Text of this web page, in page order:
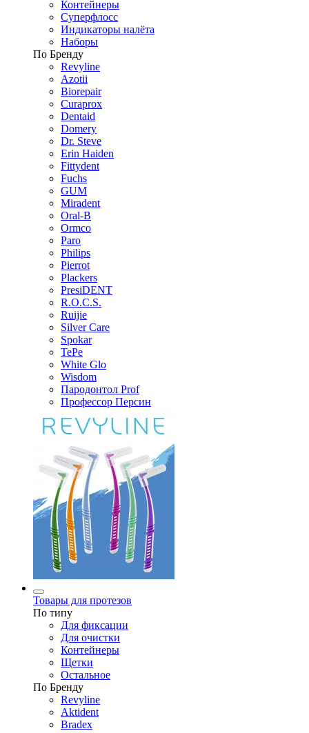
Контейнеры
Суперфлосс
Индикаторы налёта
Наборы
По Бренду
Revyline
Azotii
Biorepair
Curaprox
Dentaid
Domery
Dr. Steve
Erin Haiden
Fittydent
Fuchs
GUM
Miradent
Oral-B
Ormco
Paro
Philips
Pierrot
Plackers
PresiDENT
R.O.C.S.
Ruijie
Silver Care
Spokar
TePe
White Glo
Wisdom
Пародонтол Prof
Профессор Персин
Товары для протезов
По типу
Для фиксации
Для очистки
Контейнеры
Щетки
Остальное
По Бренду
Revyline
Aktident
Bradex